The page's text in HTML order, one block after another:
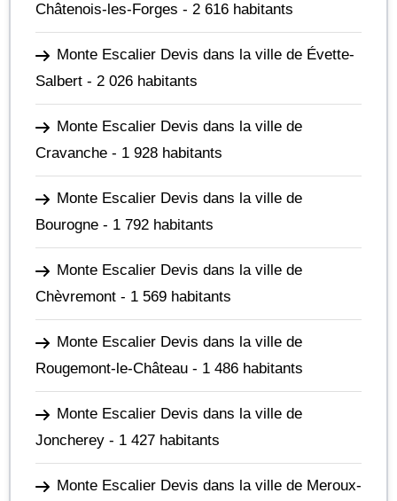
Châtenois-les-Forges - 2 616 habitants
Monte Escalier Devis dans la ville de Évette-
Salbert - 2 026 habitants
Monte Escalier Devis dans la ville de
Cravanche - 1 928 habitants
Monte Escalier Devis dans la ville de
Bourogne - 1 792 habitants
Monte Escalier Devis dans la ville de
Chèvremont - 1 569 habitants
Monte Escalier Devis dans la ville de
Rougemont-le-Château - 1 486 habitants
Monte Escalier Devis dans la ville de
Joncherey - 1 427 habitants
Monte Escalier Devis dans la ville de Meroux-